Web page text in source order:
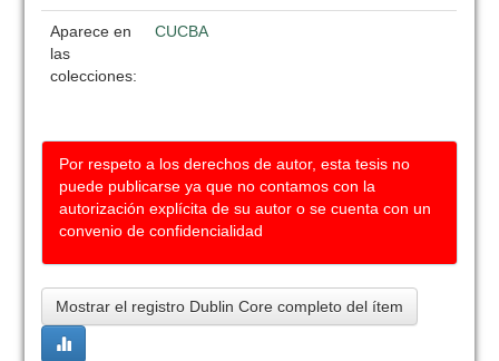
Aparece en
las
colecciones:
CUCBA
Por respeto a los derechos de autor, esta tesis no
puede publicarse ya que no contamos con la
autorización explícita de su autor o se cuenta con un
convenio de confidencialidad
Mostrar el registro Dublin Core completo del ítem